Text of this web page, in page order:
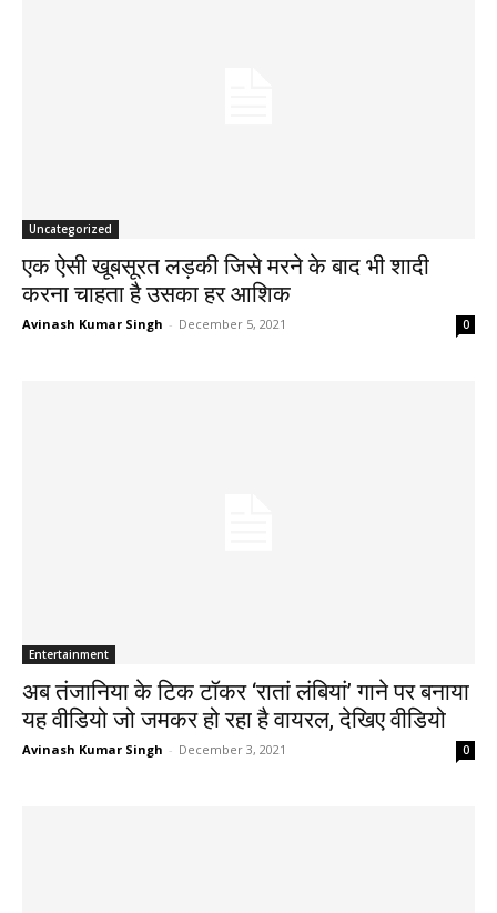
Uncategorized
एक ऐसी खूबसूरत लड़की जिसे मरने के बाद भी शादी
करना चाहता है उसका हर आशिक
Avinash Kumar Singh - December 5, 2021 0
Entertainment
अब तंजानिया के टिक टॉकर ‘रातां लंबियां’ गाने पर बनाया
यह वीडियो जो जमकर हो रहा है वायरल, देखिए वीडियो
Avinash Kumar Singh - December 3, 2021 0